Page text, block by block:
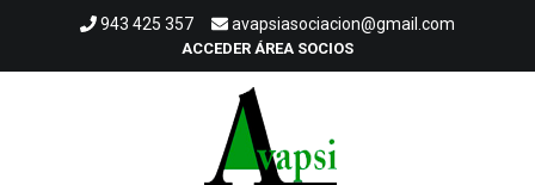
943 425 357 avapsiasociacion@gmail.com
ACCEDER ÁREA SOCIOS